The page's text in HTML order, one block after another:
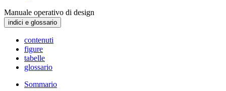
Manuale operativo di design
indici e glossario
contenuti
figure
tabelle
glossario
Sommario